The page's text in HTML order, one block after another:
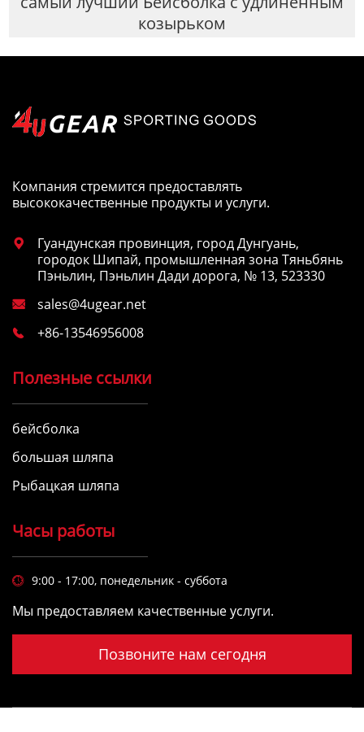
козырьком
Компания стремится предоставлять
высококачественные продукты и услуги.

Гуандунская провинция, город Дунгуань,
городок Шипай, промышленная зона Тяньбянь
Пэньлин, Пэньлин Дади дорога, № 13, 523330
 sales@4ugear.net
 +86-13546956008
Полезные ссылки
бейсболка
большая шляпа
Рыбацкая шляпа
Часы работы
 9:00 - 17:00, понедельник - суббота
Мы предоставляем качественные услуги.
Позвоните нам сегодня